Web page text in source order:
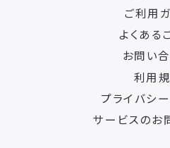
ご利用
よくある
お問い
利用
プライバシ
サービスのお